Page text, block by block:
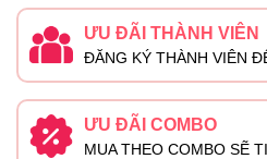
ƯU ĐÃI THÀNH VIÊN
ĐĂNG KÝ THÀNH VIÊN
ƯU ĐÃI COMBO
MUA THEO COMBO SẼ